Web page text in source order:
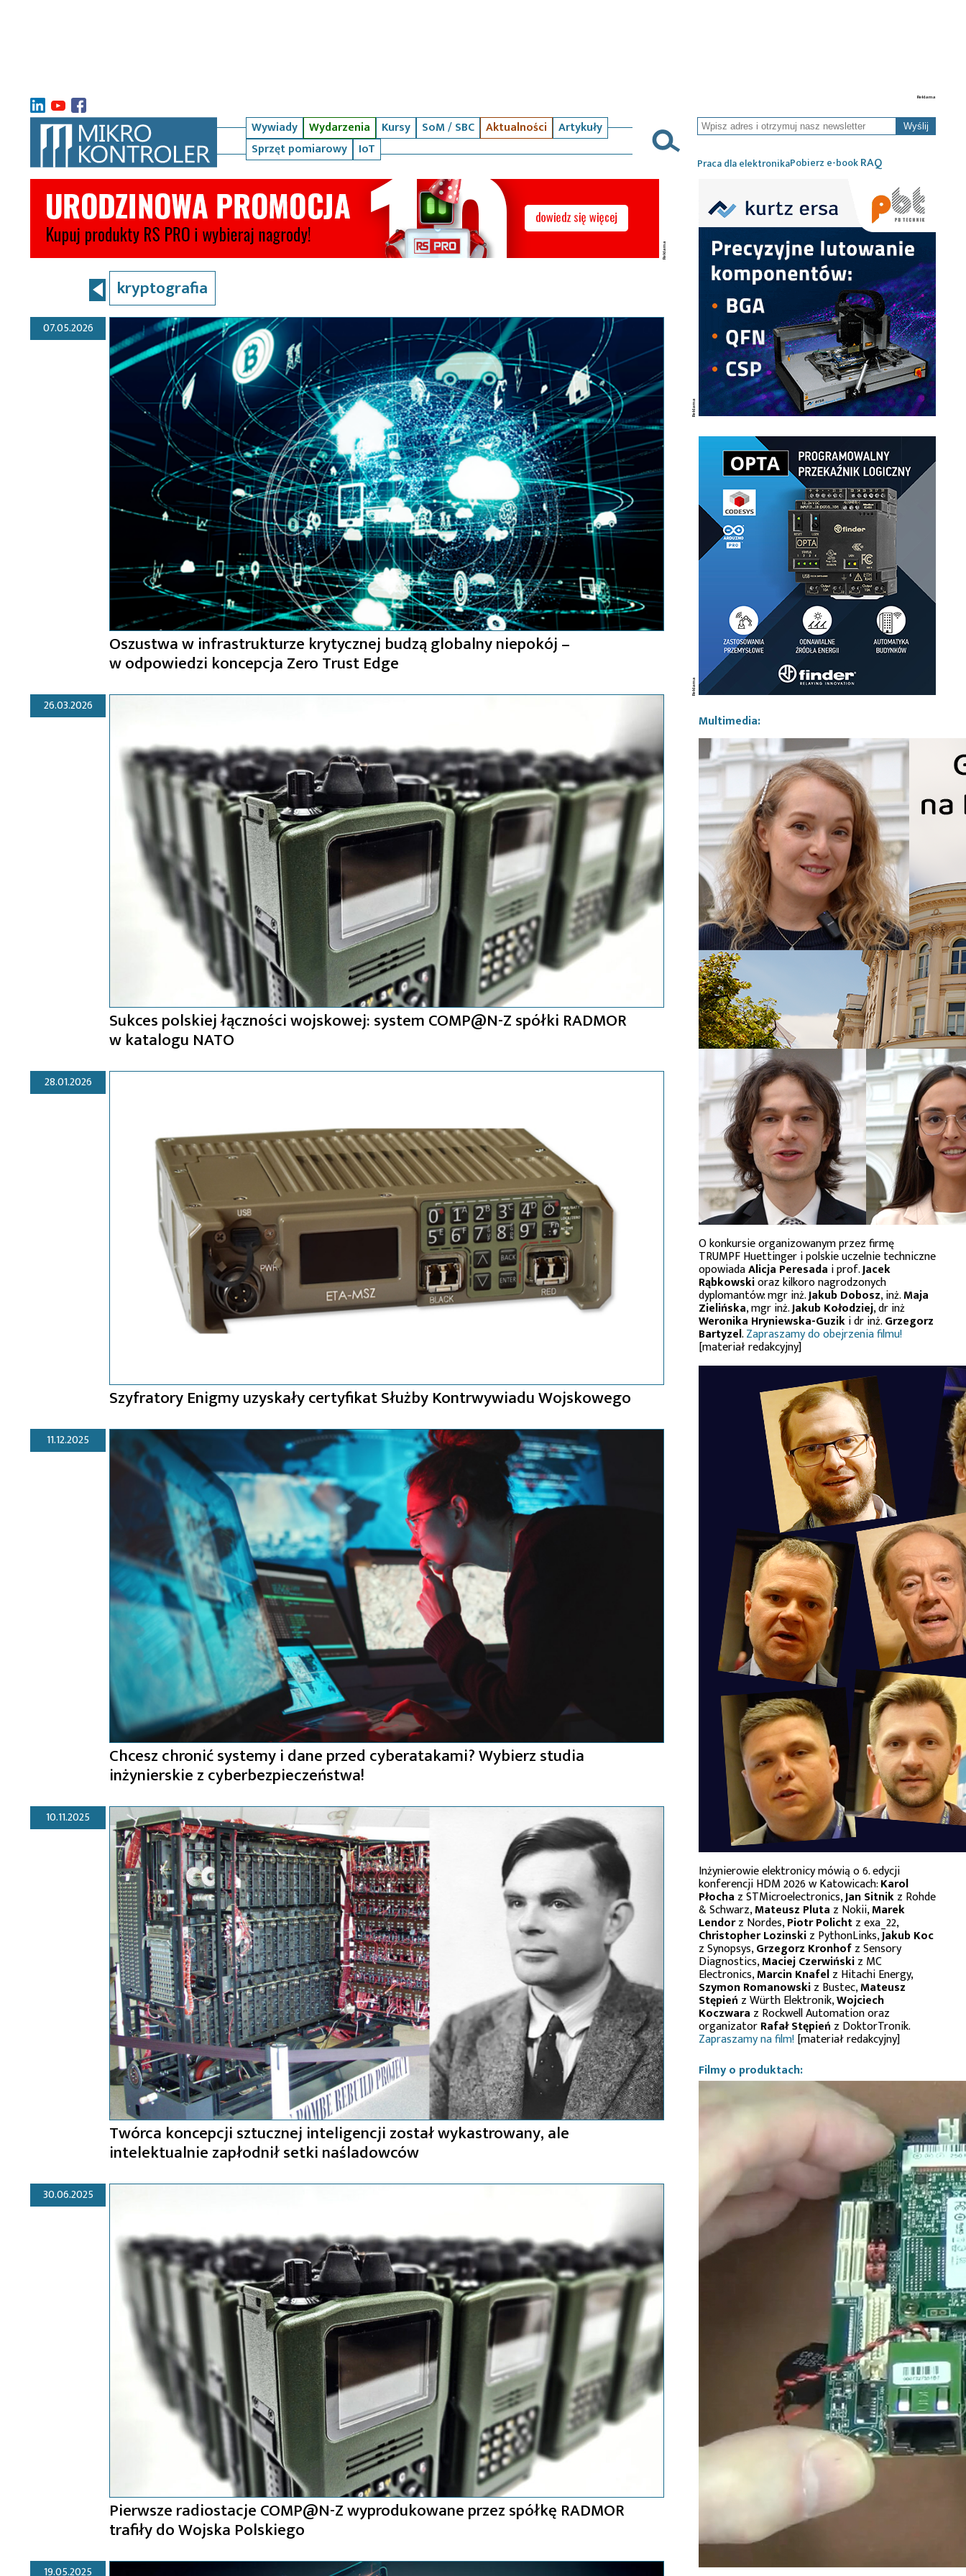
Wywiady Wydarzenia Kursy SoM / SBC Aktualności
Artykuły
Sprzęt pomiarowy
IoT
Wyślij
Praca dla elektronikaPobierz e-bookRAQ
kryptografia
07.05.2026
Oszustwa w infrastrukturze krytycznej budzą globalny niepokój –
w odpowiedzi koncepcja Zero Trust Edge
26.03.2026
Sukces polskiej łączności wojskowej: system COMP@N-Z spółki RADMOR
w katalogu NATO
28.01.2026
Szyfratory Enigmy uzyskały certyfikat Służby Kontrwywiadu Wojskowego
11.12.2025
Chcesz chronić systemy i dane przed cyberatakami? Wybierz studia
inżynierskie z cyberbezpieczeństwa!
10.11.2025
Twórca koncepcji sztucznej inteligencji został wykastrowany, ale
intelektualnie zapłodnił setki naśladowców
30.06.2025
Pierwsze radiostacje COMP@N-Z wyprodukowane przez spółkę RADMOR
trafiły do Wojska Polskiego
19.05.2025
Multimedia:
O konkursie organizowanym przez firmę
TRUMPF Huettinger i polskie uczelnie techniczne
opowiadaAlicja Peresada i prof.Jacek
Rąbkowskioraz kilkoro nagrodzonych
dyplomantów: mgr inż.Jakub Dobosz, inż.Maja
Zielińska, mgr inż.Jakub Kołodziej, dr inż
Weronika Hryniewska-Guziki dr inż.Grzegorz
Bartyzel.Zapraszamy do obejrzenia filmu!
[materiał redakcyjny]
Inżynierowie elektronicy mówią o 6. edycji
konferencji HDM 2026 w Katowicach:Karol
Płocha z STMicroelectronics,Jan Sitnikz Rohde
& Schwarz,Mateusz Pluta z Nokii,Marek
Lendorz Nordes,Piotr Polichtz exa_22,
Christopher Lozinskiz PythonLinks,Jakub Koc
z Synopsys,Grzegorz Kronhofz Sensory
Diagnostics,Maciej Czerwińskiz MC
Electronics,Marcin Knafelz Hitachi Energy,
Szymon Romanowskiz Bustec,Mateusz
Stępień z Würth Elektronik,Wojciech
Koczwara z Rockwell Automation oraz
organizatorRafał Stępień z DoktorTronik.
Zapraszamy na film![materiał redakcyjny]
Filmy o produktach: